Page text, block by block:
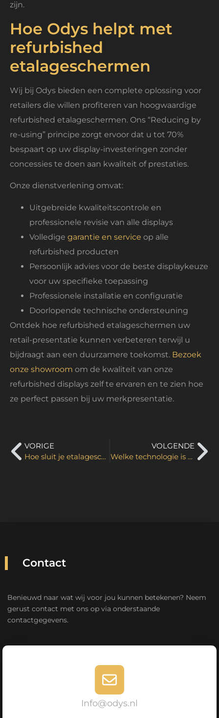
zijn.
Hoe Odys helpt met
refurbished
etalageschermen
Wij bij Odys bieden een complete oplossing voor
retailers die willen profiteren van hoogwaardige
refurbished etalageschermen. Ons “Reducing by
re-using” principe zorgt ervoor dat u tot 70%
bespaart op uw display-investeringen zonder
concessies te doen aan kwaliteit of prestaties.
Onze dienstverlening omvat:
Uitgebreide kwaliteitscontrole en
professionele revisie van alle displays
Volledige garantie en service op alle
refurbished producten
Persoonlijk advies voor de beste displaykeuze
voor uw specifieke toepassing
Professionele installatie en configuratie
Doorlopende technische ondersteuning
Ontdek hoe refurbished etalageschermen uw
retail-presentatie kunnen verbeteren terwijl u
bijdraagt aan een duurzamere toekomst. Bezoek
onze showroom om de kwaliteit van onze
refurbished displays zelf te ervaren en te zien hoe
ze perfect passen bij uw merkpresentatie.
VORIGE
Hoe sluit je etalageschermen aan op wifi?
VOLGENDE
Welke technologie is essentieel in een moderne vergaderruimte?
Contact
Benieuwd naar wat wij voor jou kunnen betekenen? Neem
gerust contact met ons op via onderstaande
contactgegevens.
Info@odys.nl